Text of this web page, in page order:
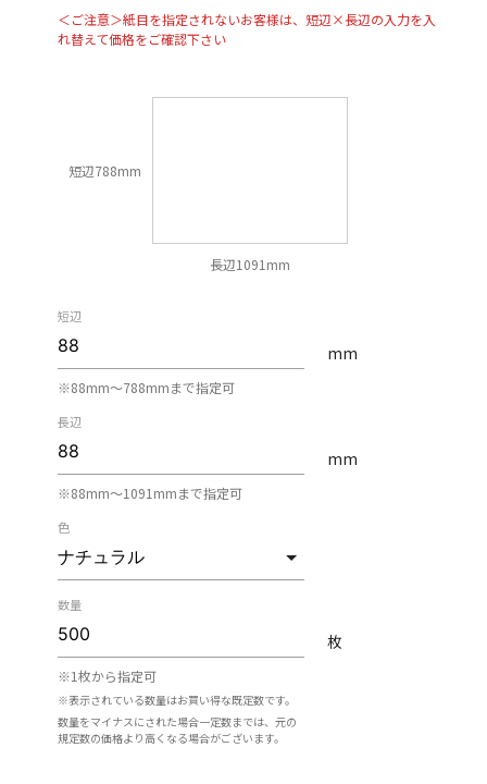
＜ご注意＞紙目を指定されないお客様は、短辺×長辺の入力を入
れ替えて価格をご確認下さい
短辺788mm
長辺1091mm
短辺
※88mm〜788mmまで指定可
mm
長辺
※88mm〜1091mmまで指定可
mm
色
数量
※1枚から指定可
※表示されている数量はお買い得な既定数です。
数量をマイナスにされた場合一定数までは、元の
規定数の価格より高くなる場合がございます。
枚